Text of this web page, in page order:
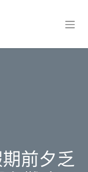
期前夕乏